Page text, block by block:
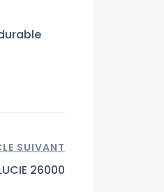
SUIVANT
26000